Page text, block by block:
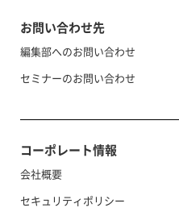
お問い合わせ先
編集部へのお問い合わせ
セミナーのお問い合わせ
コーポレート情報
会社概要
セキュリティポリシー